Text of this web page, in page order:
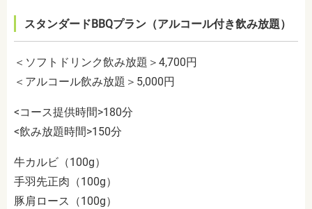
スタンダードBBQプラン（アルコール付き飲み放題）
＜ソフトドリンク飲み放題＞4,700円
＜アルコール飲み放題＞5,000円
<コース提供時間>180分
<飲み放題時間>150分
牛カルビ（100g）
手羽先正肉（100g）
豚肩ロース（100g）